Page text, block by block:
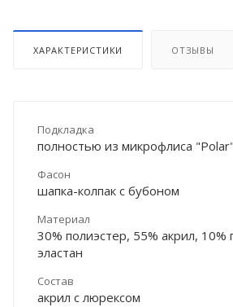
ХАРАКТЕРИСТИКИ ОТЗЫВЫ
Подкладка
полностью из микрофлиса "Polar"
Фасон
шапка-колпак с бубоном
Материал
30% полиэстер, 55% акрил, 10%
эластан
Состав
акрил с люрексом